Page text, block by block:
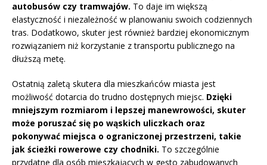
autobusów czy tramwajów. To daje im większą
elastyczność i niezależność w planowaniu swoich codziennych
tras. Dodatkowo, skuter jest również bardziej ekonomicznym
rozwiązaniem niż korzystanie z transportu publicznego na
dłuższą metę.
Ostatnią zaletą skutera dla mieszkańców miasta jest
możliwość dotarcia do trudno dostępnych miejsc. Dzięki
mniejszym rozmiarom i lepszej manewrowości, skuter
może poruszać się po wąskich uliczkach oraz
pokonywać miejsca o ograniczonej przestrzeni, takie
jak ścieżki rowerowe czy chodniki. To szczególnie
przydatne dla osób mieszkających w gęsto zabudowanych